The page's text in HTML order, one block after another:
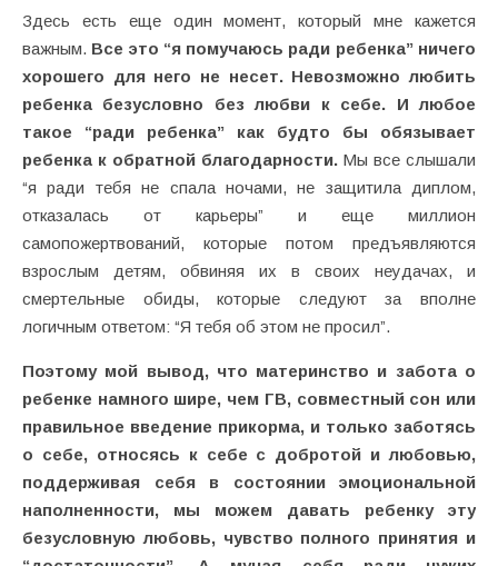
Здесь есть еще один момент, который мне кажется
важным. Все это “я помучаюсь ради ребенка” ничего
хорошего для него не несет. Невозможно любить
ребенка безусловно без любви к себе. И любое
такое “ради ребенка” как будто бы обязывает
ребенка к обратной благодарности.Мы все слышали
“я ради тебя не спала ночами, не защитила диплом,
отказалась от карьеры” и еще миллион
самопожертвований, которые потом предъявляются
взрослым детям, обвиняя их в своих неудачах, и
смертельные обиды, которые следуют за вполне
логичным ответом: “Я тебя об этом не просил”.
Поэтому мой вывод, что материнство и забота о
ребенке намного шире, чем ГВ, совместный сон или
правильное введение прикорма, и только заботясь
о себе, относясь к себе с добротой и любовью,
поддерживая себя в состоянии эмоциональной
наполненности, мы можем давать ребенку эту
безусловную любовь, чувство полного принятия и